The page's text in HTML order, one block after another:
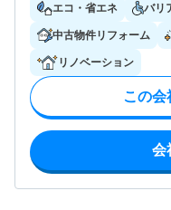
エコ・省エネ バリ
中古物件リフォーム
リノベーション
この会
会